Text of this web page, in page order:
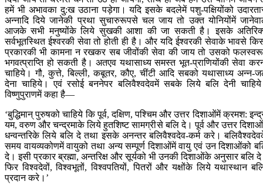
हमें भी अभावका दु:ख उठाना पड़ेगा। यदि इसके बदलेमें पशु-पक्षियोंको
अन्नादि दिये जानेकी प्रथा सुचारुरूपसे चल जाय तो उक्त योनियोंमें
आजके सभी मनुष्योंके लिये सुखकी आशा की जा सकती है। इसके
सर्वभूतस्थित ईश्वरकी सेवा तो होती ही है। और यदि ईश्वरकी सेवाके भावसे
प्रकारकी भी कामना न रखकर सब जीवोंकी सेवा की जाय तो उसको
भगवत्प्राप्ति हो सकती है। अतएव यथासाध्य समस्त भूत-प्राणियोंकी सेवा
चाहिये। गौ, कुत्ते, बिल्ली, कबूतर, कौए, चींटी आदि सबको यथासाध्य अन्न-
देना चाहिये। एवं रसोई बननेपर बलिवैश्वदेवमें सबके लिये बलि देनी
विष्णुपुराणमें कहा है—
‘बुद्धिमान् पुरुषको चाहिये कि पूर्व, दक्षिण, पश्चिम और उत्तर दिशाओंमें क्रमश:
यम, वरुण और चन्द्रमाके लिये हुतशिष्ट सामग्रीसे बलि दे। पूर्व और उत्तर
धन्वन्तरिके लिये बलि दे तथा इसके अनन्तर बलिवैश्वदेव-कर्म करे।
समय वायव्यकोणमें वायुको तथा अन्य सम्पूर्ण दिशाओंमें वायु एवं उन दिशाओंको
दे। इसी प्रकार ब्रह्मा, अन्तरिक्ष और सूर्यको भी उनकी दिशाओंके अनुसार बलि
फिर विश्वदेवों, विश्वभूतों, विश्वपतियों, पितरों और यक्षोंके लिये यथास्थान
प्रदान करे।’